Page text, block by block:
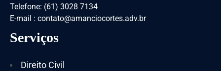
Telefone: (61) 3028 7134
E-mail : contato@amanciocortes.adv.br
Serviços
Direito Civil